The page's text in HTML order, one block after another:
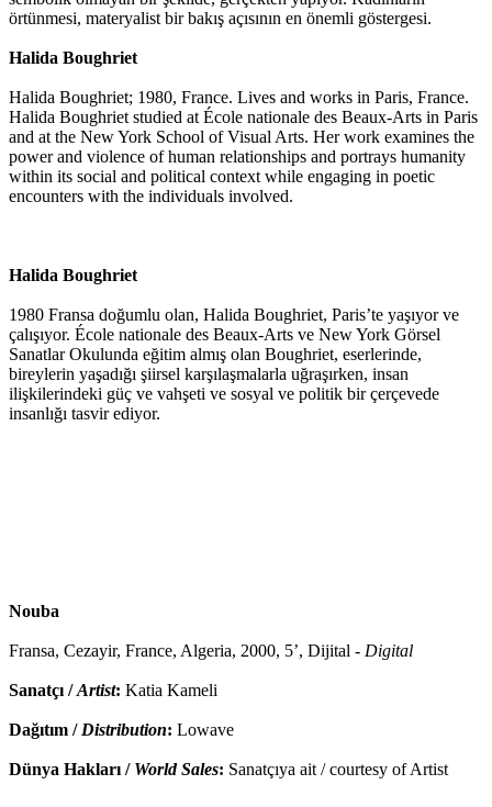
örtünmesi, materyalist bir bakış açısının en önemli göstergesi.
Halida Boughriet
Halida Boughriet; 1980, France. Lives and works in Paris, France.
Halida Boughriet studied at École nationale des Beaux-Arts in Paris
and at the New York School of Visual Arts. Her work examines the
power and violence of human relationships and portrays humanity
within its social and political context while engaging in poetic
encounters with the individuals involved.
Halida Boughriet
1980 Fransa doğumlu olan, Halida Boughriet, Paris’te yaşıyor ve
çalışıyor. École nationale des Beaux-Arts ve New York Görsel
Sanatlar Okulunda eğitim almış olan Boughriet, eserlerinde,
bireylerin yaşadığı şiirsel karşılaşmalarla uğraşırken, insan
ilişkilerindeki güç ve vahşeti ve sosyal ve politik bir çerçevede
insanlığı tasvir ediyor.
Nouba
Fransa, Cezayir, France, Algeria, 2000, 5’, Dijital - Digital
Sanatçı /Artist: Katia Kameli
Dağıtım / Distribution: Lowave
Dünya Hakları / World Sales: Sanatçıya ait / courtesy of Artist